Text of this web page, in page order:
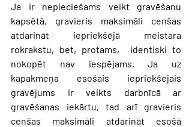
Ja ir nepieciešams veikt gravēšanu
kapsētā, gravieris maksimāli cenšas
atdarināt iepriekšējā meistara
rokrakstu, bet, protams,  identiski to
nokopēt nav iespējams. Ja uz
kapakmeņa esošais iepriekšējais
gravējums ir veikts darbnīcā ar
gravēšanas iekārtu, tad arī gravieris
cenšas maksimāli atdarināt esošā